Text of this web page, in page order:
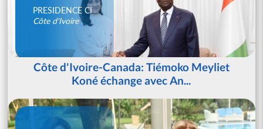
PRESIDENCE CI
Côte d'Ivoire
Côte d'Ivoire-Canada: Tiémoko Meyliet
Koné échange avec An...